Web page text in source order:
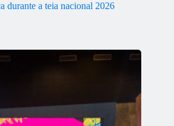
durante a teia nacional 2026